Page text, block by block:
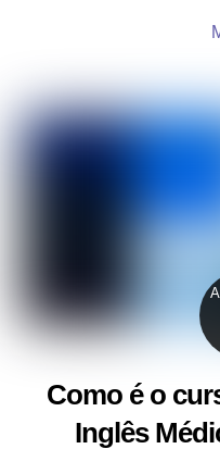
Como é o
Inglês